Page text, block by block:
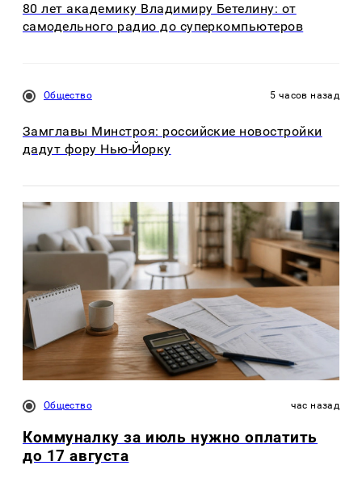
80 лет академику Владимиру Бетелину: от
самодельного радио до суперкомпьютеров
Общество 5 часов назад
Замглавы Минстроя: российские новостройки
дадут фору Нью-Йорку
Общество час назад
Коммуналку за июль нужно оплатить
до 17 августа